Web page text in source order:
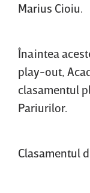
Marius Cioiu.
Înaintea
play-out,
clasamentul
Pariurilor.
Clasamentul